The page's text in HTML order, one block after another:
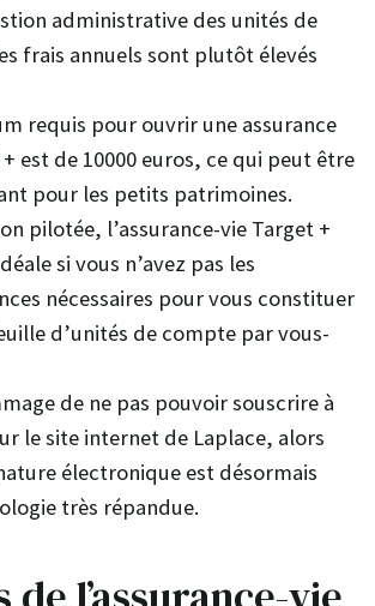
administrative des unités de
frais annuels sont plutôt élevés
requis pour ouvrir une assurance
est de 10000 euros, ce qui peut être
pour les petits patrimoines.
pilotée, l’assurance-vie Target +
si vous n’avez pas les
nécessaires pour vous constituer
d’unités de compte par vous-
de ne pas pouvoir souscrire à
le site internet de Laplace, alors
électronique est désormais
très répandue.